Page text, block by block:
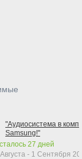
"Аудиосистема в
Samsung!"
27 дней
- 1 Сентября